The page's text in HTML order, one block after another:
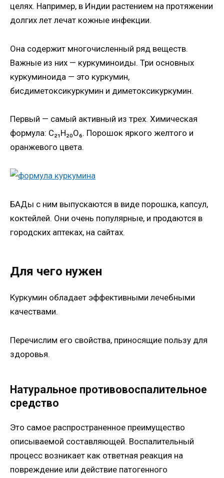
целях. Например, в Индии растением на протяжении
долгих лет лечат кожные инфекции.
Она содержит многочисленный ряд веществ.
Важные из них — куркуминоиды. Три основных
куркуминоида — это куркумин,
бисдиметоксикуркумин и диметоксикуркумин.
Первый — самый активный из трех. Химическая
формула: C₂₁H₂₀O₆. Порошок яркого желтого и
оранжевого цвета.
БАДы с ним выпускаются в виде порошка, капсул,
коктейлей. Они очень популярные, и продаются в
городских аптеках, на сайтах.
Для чего нужен
Куркумин обладает эффективными лечебными
качествами.
Перечислим его свойства, приносящие пользу для
здоровья.
Натуральное противовоспалительное
средство
Это самое распространенное преимущество
описываемой составляющей. Воспалительный
процесс возникает как ответная реакция на
повреждение или действие патогенного